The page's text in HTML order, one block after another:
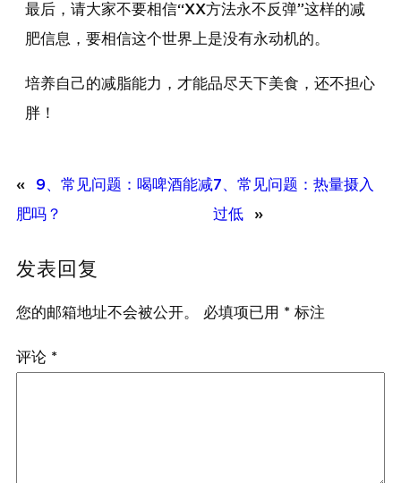
最后，请大家不要相信“XX方法永不反弹”这样的减
肥信息，要相信这个世界上是没有永动机的。
培养自己的减脂能力，才能品尽天下美食，还不担心
胖！
«
9、常见问题：喝啤酒能减
肥吗？
7、常见问题：热量摄入
过低
»
发表回复
您的邮箱地址不会被公开。 必填项已用 * 标注
评论 *